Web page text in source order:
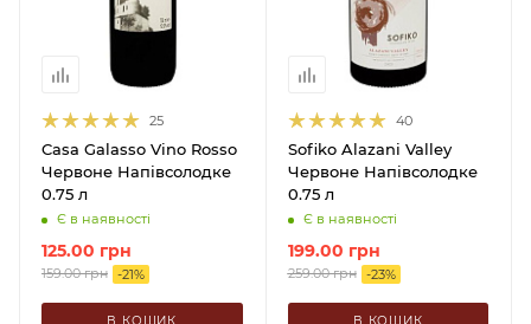
25
Casa Galasso Vino Rosso
Червоне Напівсолодке
0.75 л
Є в наявності
125.00 грн
159.00грн -21%
40
Sofiko Alazani Valley
Червоне Напівсолодке
0.75 л
Є в наявності
199.00 грн
259.00грн -23%